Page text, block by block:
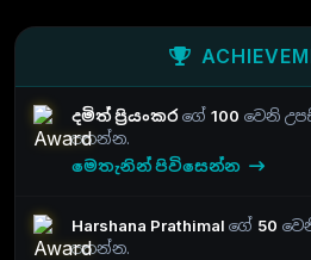
දමිත් ප්‍රියංකරගේ 100 වෙනි
පතන්න.
මෙතැනින් පිවිසෙන්න
Harshana Prathimal ගේ 50
පතන්න.